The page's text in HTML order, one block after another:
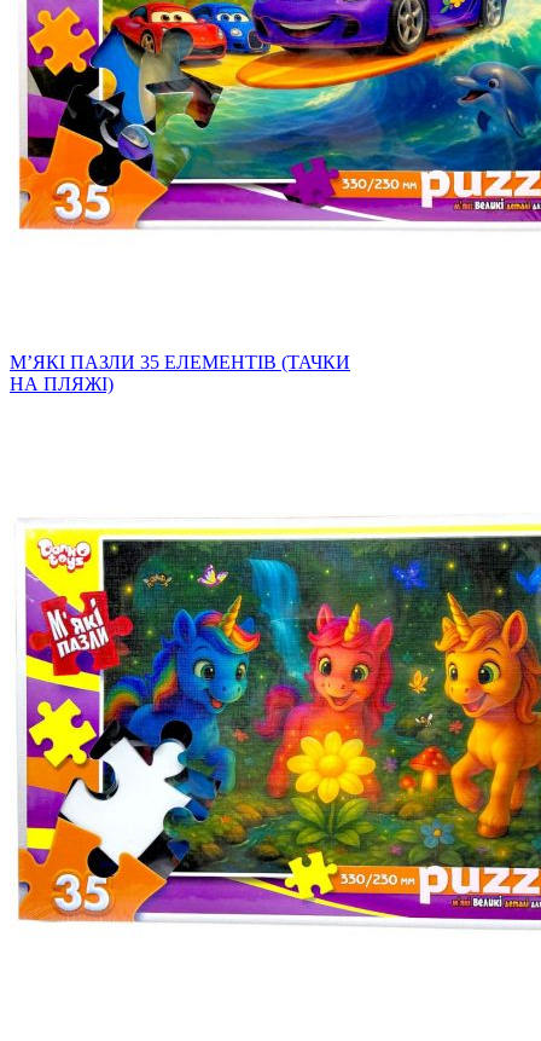
МʼЯКІ ПАЗЛИ 35 ЕЛЕМЕНТІВ (ТАЧКИ
НА ПЛЯЖІ)